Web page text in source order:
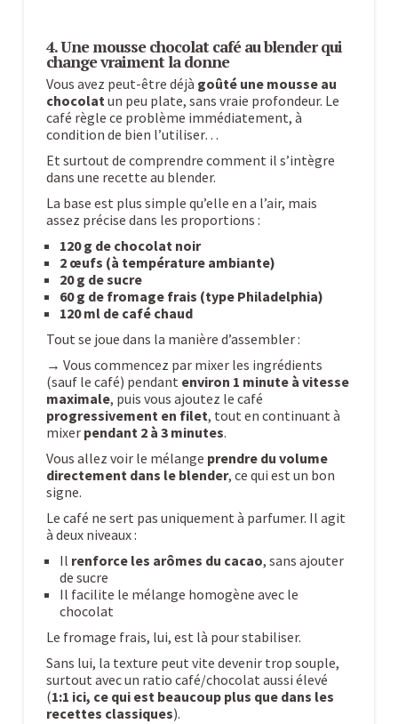
4. Une mousse chocolat café au blender qui
change vraiment la donne
Vous avez peut-être déjà goûté une mousse au
chocolatun peu plate, sans vraie profondeur. Le
café règle ce problème immédiatement, à
condition de bien l’utiliser…
Et surtout de comprendre comment il s’intègre
dans une recette au blender.
La base est plus simple qu’elle en a l’air, mais
assez précise dans les proportions :
120 g de chocolat noir
2 œufs (à température ambiante)
20 g de sucre
60 g de fromage frais (type Philadelphia)
120 ml de café chaud
Tout se joue dans la manière d’assembler :
→ Vous commencez par mixer les ingrédients
(sauf le café) pendant environ 1 minute à vitesse
maximale, puis vous ajoutez le café
progressivement en filet, tout en continuant à
mixer pendant 2 à 3 minutes.
Vous allez voir le mélange prendre du volume
directement dans le blender, ce qui est un bon
signe.
Le café ne sert pas uniquement à parfumer. Il agit
à deux niveaux :
Il renforce les arômes du cacao, sans ajouter
de sucre
Il facilite le mélange homogène avec le
chocolat
Le fromage frais, lui, est là pour stabiliser.
Sans lui, la texture peut vite devenir trop souple,
surtout avec un ratio café/chocolat aussi élevé
(1:1 ici, ce qui est beaucoup plus que dans les
recettes classiques).